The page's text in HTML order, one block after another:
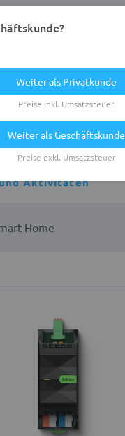
Aktivitäten
Home
Weiter als Privatkunde
Preise inkl. Umsatzsteuer
Weiter als Geschäftskunde
Preise exkl. Umsatzsteuer